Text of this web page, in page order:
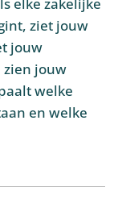
elke zakelijke
ziet jouw
jouw
zien jouw
welke
en welke